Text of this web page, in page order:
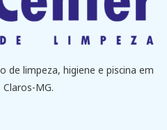
de limpeza, higiene e piscina em
MG.